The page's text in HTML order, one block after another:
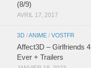
(8/9)
AVRIL 17, 2017
3D /ANIME / VOSTFR
Affect3D – Girlfriends 4
Ever + Trailers